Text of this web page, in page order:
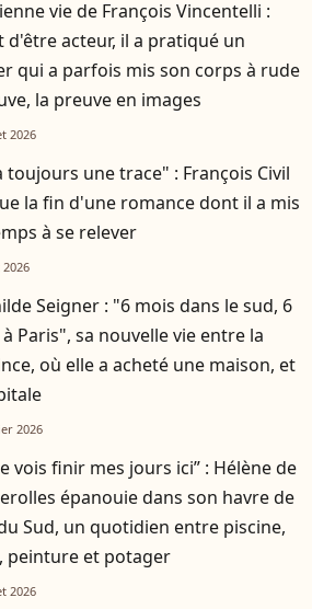
vie de François Vincentelli :
d'être acteur, il a pratiqué un
qui a parfois mis son corps à rude
la preuve en images
2026
toujours une trace" : François Civil
la fin d'une romance dont il a mis
à se relever
Seigner : "6 mois dans le sud, 6
Paris", sa nouvelle vie entre la
où elle a acheté une maison, et
2026
vois finir mes jours ici” : Hélène de
épanouie dans son havre de
Sud, un quotidien entre piscine,
peinture et potager
2026